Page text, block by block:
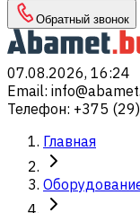
Обратный звонок
07.08.2026, 16:24
Email:
Телефон: +375
Главная